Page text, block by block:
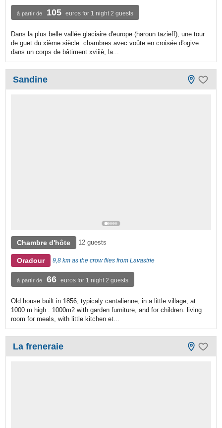
à partir de 105 euros for 1 night 2 guests
Dans la plus belle vallée glaciaire d'europe (haroun tazieff), une tour
de guet du xième siècle: chambres avec voûte en croisée d'ogive.
dans un corps de bâtiment xviiiè, la...
Sandine
Chambre d'hôte 12 guests
Oradour 9,8 km as the crow flies from Lavastrie
à partir de 66 euros for 1 night 2 guests
Old house built in 1856, typicaly cantalienne, in a little village, at
1000 m high . 1000m2 with garden furniture, and for children. living
room for meals, with little kitchen et...
La freneraie